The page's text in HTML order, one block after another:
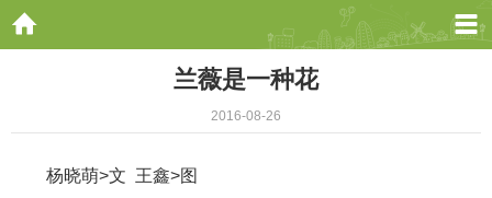
兰薇是一种花
2016-08-26
杨晓萌>文 王鑫>图